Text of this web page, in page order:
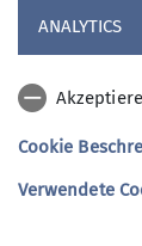
Der zweite
visierte den
ANALYTICS
Cookie
Verwendete